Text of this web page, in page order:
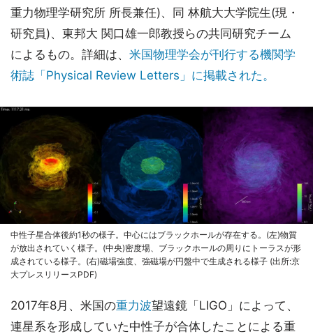
重力物理学研究所 所長兼任)、同 林航大大学院生(現・
研究員)、東邦大 関口雄一郎教授らの共同研究チーム
によるもの。詳細は、 米国物理学会が刊行する機関学
術誌「Physical Review Letters」に掲載された。
中性子星合体後約1秒の様子。中心にはブラックホールが存在する。(左)物質
が放出されていく様子。(中央)密度場、ブラックホールの周りにトーラスが形
成されている様子。(右)磁場強度、強磁場が円盤中で生成される様子 (出所:京
大プレスリリースPDF)
2017年8月、米国の重力波望遠鏡「LIGO」によって、
連星系を形成していた中性子が合体したことによる重